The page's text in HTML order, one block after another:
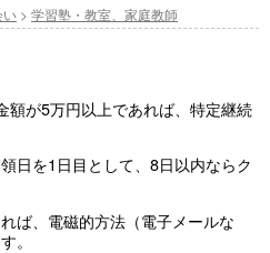
い > 学習塾・教室、家庭教師
額が5万円以上であれば、特定継続
日を1日目として、8日以内ならク
ば、電磁的方法（電子メールな
。